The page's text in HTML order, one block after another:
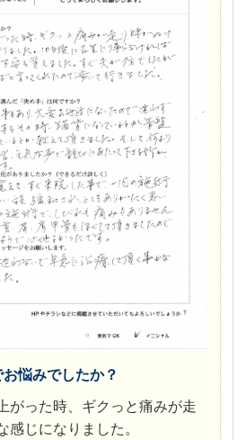
悩みでしたか？
がった時、ギクっと痛みが走
感じになりました。